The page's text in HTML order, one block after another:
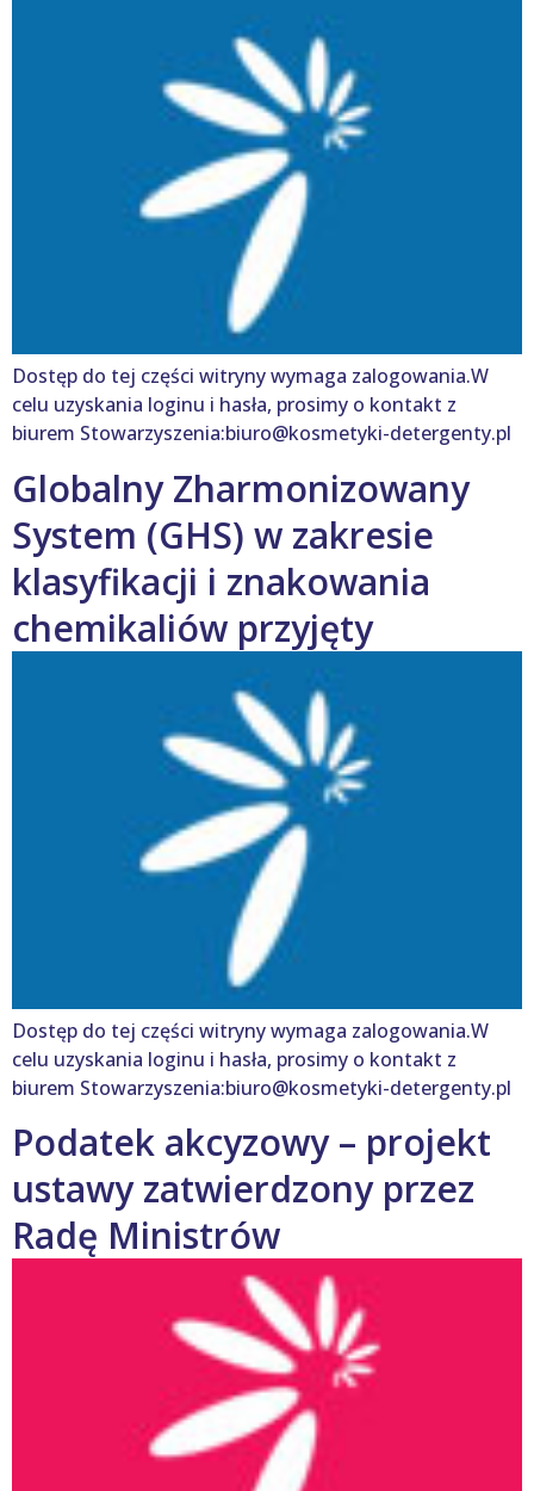
Dostęp do tej części witryny wymaga zalogowania.W
celu uzyskania loginu i hasła, prosimy o kontakt z
biurem Stowarzyszenia:biuro@kosmetyki-detergenty.pl
Globalny Zharmonizowany
System (GHS) w zakresie
klasyfikacji i znakowania
chemikaliów przyjęty
Dostęp do tej części witryny wymaga zalogowania.W
celu uzyskania loginu i hasła, prosimy o kontakt z
biurem Stowarzyszenia:biuro@kosmetyki-detergenty.pl
Podatek akcyzowy – projekt
ustawy zatwierdzony przez
Radę Ministrów